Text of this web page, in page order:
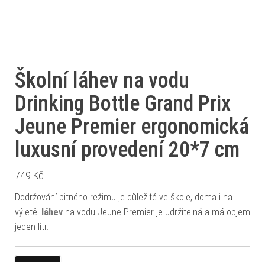
Školní láhev na vodu
Drinking Bottle Grand Prix
Jeune Premier ergonomická
luxusní provedení 20*7 cm
749 Kč
Dodržování pitného režimu je důležité ve škole, doma i na
výletě. láhev na vodu Jeune Premier je udržitelná a má objem
jeden litr.